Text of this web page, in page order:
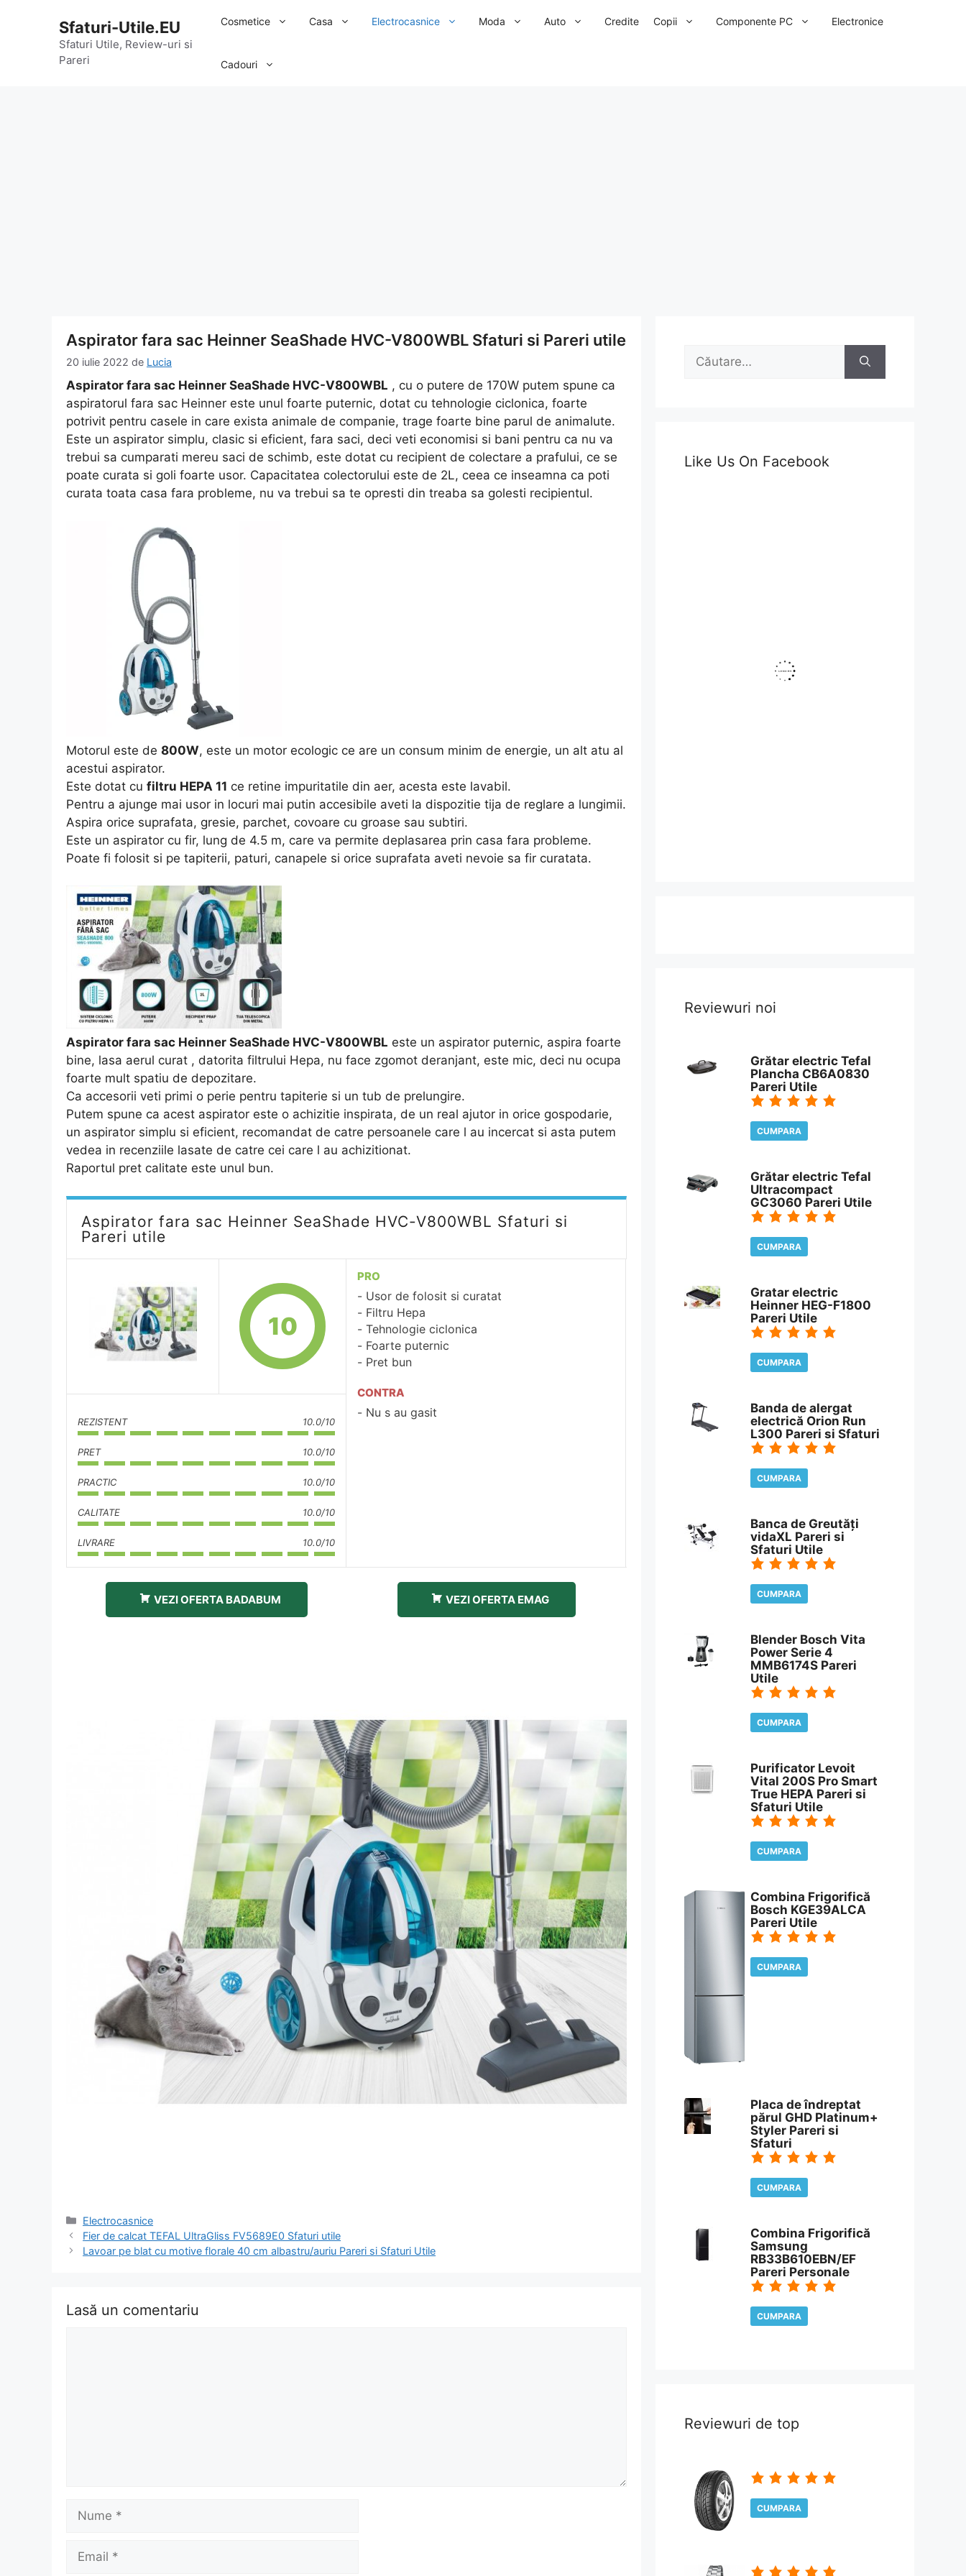
Sfaturi-Utile.EU
Sfaturi Utile, Review-uri si
Pareri
Cosmetice Casa Electrocasnice Moda Auto Credite Copii Componente PC Electronice
Cadouri
Aspirator fara sac Heinner SeaShade HVC-V800WBL Sfaturi si Pareri utile
20 iulie 2022 de Lucia
Aspirator fara sac Heinner SeaShade HVC-V800WBL , cu o putere de 170W putem spune ca
aspiratorul fara sac Heinner este unul foarte puternic, dotat cu tehnologie ciclonica, foarte
potrivit pentru casele in care exista animale de companie, trage foarte bine parul de animalute.
Este un aspirator simplu, clasic si eficient, fara saci, deci veti economisi si bani pentru ca nu va
trebui sa cumparati mereu saci de schimb, este dotat cu recipient de colectare a prafului, ce se
poate curata si goli foarte usor. Capacitatea colectorului este de 2L, ceea ce inseamna ca poti
curata toata casa fara probleme, nu va trebui sa te opresti din treaba sa golesti recipientul.
Motorul este de 800W, este un motor ecologic ce are un consum minim de energie, un alt atu al
acestui aspirator.
Este dotat cu filtru HEPA 11 ce retine impuritatile din aer, acesta este lavabil.
Pentru a ajunge mai usor in locuri mai putin accesibile aveti la dispozitie tija de reglare a lungimii.
Aspira orice suprafata, gresie, parchet, covoare cu groase sau subtiri.
Este un aspirator cu fir, lung de 4.5 m, care va permite deplasarea prin casa fara probleme.
Poate fi folosit si pe tapiterii, paturi, canapele si orice suprafata aveti nevoie sa fir curatata.
Aspirator fara sac Heinner SeaShade HVC-V800WBL este un aspirator puternic, aspira foarte
bine, lasa aerul curat , datorita filtrului Hepa, nu face zgomot deranjant, este mic, deci nu ocupa
foarte mult spatiu de depozitare.
Ca accesorii veti primi o perie pentru tapiterie si un tub de prelungire.
Putem spune ca acest aspirator este o achizitie inspirata, de un real ajutor in orice gospodarie,
un aspirator simplu si eficient, recomandat de catre persoanele care l au incercat si asta putem
vedea in recenziile lasate de catre cei care l au achizitionat.
Raportul pret calitate este unul bun.
Aspirator fara sac Heinner SeaShade HVC-V800WBL Sfaturi si
Pareri utile
10
REZISTENT 10.0/10
PRET 10.0/10
PRACTIC 10.0/10
CALITATE 10.0/10
LIVRARE 10.0/10
PRO
Usor de folosit si curatat
Filtru Hepa
Tehnologie ciclonica
Foarte puternic
Pret bun
CONTRA
Nu s au gasit
VEZI OFERTA BADABUM VEZI OFERTA EMAG
Categorii
Electrocasnice
Navigare
în
Fier de calcat TEFAL UltraGliss FV5689E0 Sfaturi utile
Lavoar pe blat cu motive florale 40 cm albastru/auriu Pareri si Sfaturi Utile
Lasă un comentariu
Caută
Like Us On Facebook
Reviewuri noi
Grătar electric Tefal
Plancha CB6A0830
Pareri Utile
CUMPARA
Grătar electric Tefal
Ultracompact
GC3060 Pareri Utile
CUMPARA
Gratar electric
Heinner HEG-F1800
Pareri Utile
CUMPARA
Banda de alergat
electrică Orion Run
L300 Pareri si Sfaturi
CUMPARA
Banca de Greutăți
vidaXL Pareri si
Sfaturi Utile
CUMPARA
Blender Bosch Vita
Power Serie 4
MMB6174S Pareri
Utile
CUMPARA
Purificator Levoit
Vital 200S Pro Smart
True HEPA Pareri si
Sfaturi Utile
CUMPARA
Combina Frigorifică
Bosch KGE39ALCA
Pareri Utile
CUMPARA
Placa de îndreptat
părul GHD Platinum+
Styler Pareri si
Sfaturi
CUMPARA
Combina Frigorifică
Samsung
RB33B610EBN/EF
Pareri Personale
CUMPARA
Reviewuri de top
CUMPARA